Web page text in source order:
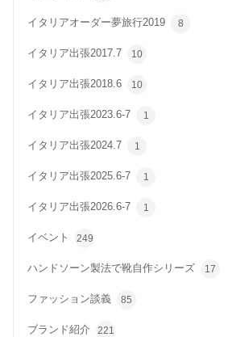
イタリアオーダー夢旅行2019 8
イタリア出張2017.7 10
イタリア出張2018.6 10
イタリア出張2023.6-7 1
イタリア出張2024.7 1
イタリア出張2025.6-7 1
イタリア出張2026.6-7 1
イベント 249
ハンドソーン製法で靴自作シリーズ 17
ファッション談義 85
ブランド紹介 221